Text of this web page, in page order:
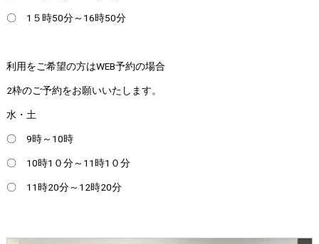
〇 1５時50分～16時50分
利用をご希望の方はWEB予約の場合
2枠のご予約をお願いいたします。
水・土
〇 9時～10時
〇 10時1０分～11時1０分
〇 11時20分～12時20分